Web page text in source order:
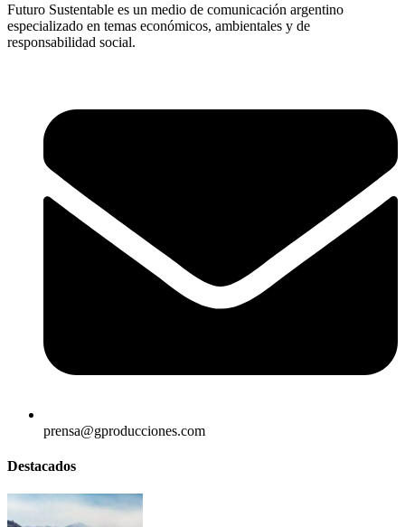
Futuro Sustentable es un medio de comunicación argentino
especializado en temas económicos, ambientales y de
responsabilidad social.
prensa@gproducciones.com
Destacados